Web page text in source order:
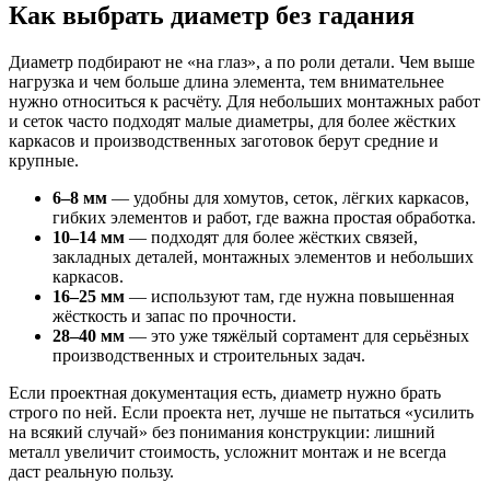
Как выбрать диаметр без гадания
Диаметр подбирают не «на глаз», а по роли детали. Чем выше
нагрузка и чем больше длина элемента, тем внимательнее
нужно относиться к расчёту. Для небольших монтажных работ
и сеток часто подходят малые диаметры, для более жёстких
каркасов и производственных заготовок берут средние и
крупные.
6–8 мм — удобны для хомутов, сеток, лёгких каркасов,
гибких элементов и работ, где важна простая обработка.
10–14 мм — подходят для более жёстких связей,
закладных деталей, монтажных элементов и небольших
каркасов.
16–25 мм — используют там, где нужна повышенная
жёсткость и запас по прочности.
28–40 мм — это уже тяжёлый сортамент для серьёзных
производственных и строительных задач.
Если проектная документация есть, диаметр нужно брать
строго по ней. Если проекта нет, лучше не пытаться «усилить
на всякий случай» без понимания конструкции: лишний
металл увеличит стоимость, усложнит монтаж и не всегда
даст реальную пользу.